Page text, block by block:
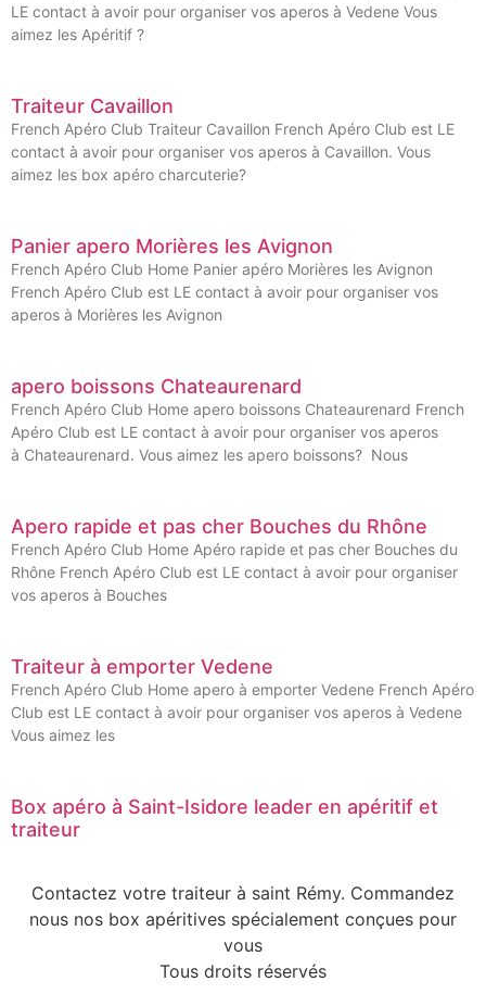
LE contact à avoir pour organiser vos aperos à Vedene Vous
aimez les Apéritif ?
Traiteur Cavaillon
French Apéro Club Traiteur Cavaillon French Apéro Club est LE
contact à avoir pour organiser vos aperos à Cavaillon. Vous
aimez les box apéro charcuterie?
Panier apero Morières les Avignon
French Apéro Club Home Panier apéro Morières les Avignon
French Apéro Club est LE contact à avoir pour organiser vos
aperos à Morières les Avignon
apero boissons Chateaurenard
French Apéro Club Home apero boissons Chateaurenard French
Apéro Club est LE contact à avoir pour organiser vos aperos
à Chateaurenard. Vous aimez les apero boissons? Nous
Apero rapide et pas cher Bouches du Rhône
French Apéro Club Home Apéro rapide et pas cher Bouches du
Rhône French Apéro Club est LE contact à avoir pour organiser
vos aperos à Bouches
Traiteur à emporter Vedene
French Apéro Club Home apero à emporter Vedene French Apéro
Club est LE contact à avoir pour organiser vos aperos à Vedene
Vous aimez les
Box apéro à Saint-Isidore leader en apéritif et
traiteur
Contactez votre traiteur à saint Rémy. Commandez
nous nos box apéritives spécialement conçues pour
vous
Tous droits réservés